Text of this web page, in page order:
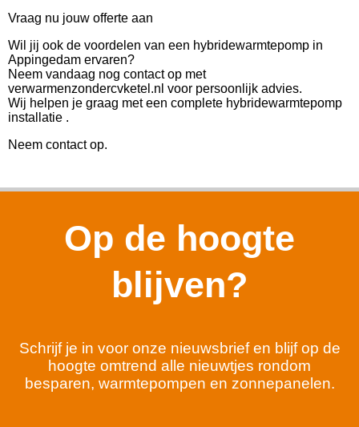
Vraag nu jouw offerte aan
Wil jij ook de voordelen van een hybridewarmtepomp in
Appingedam ervaren?
Neem vandaag nog contact op met
verwarmenzondercvketel.nl voor persoonlijk advies.
Wij helpen je graag met een complete hybridewarmtepomp
installatie .
Neem contact op.
Op de hoogte
blijven?
Schrijf je in voor onze nieuwsbrief en blijf op de
hoogte omtrend alle nieuwtjes rondom
besparen, warmtepompen en zonnepanelen.